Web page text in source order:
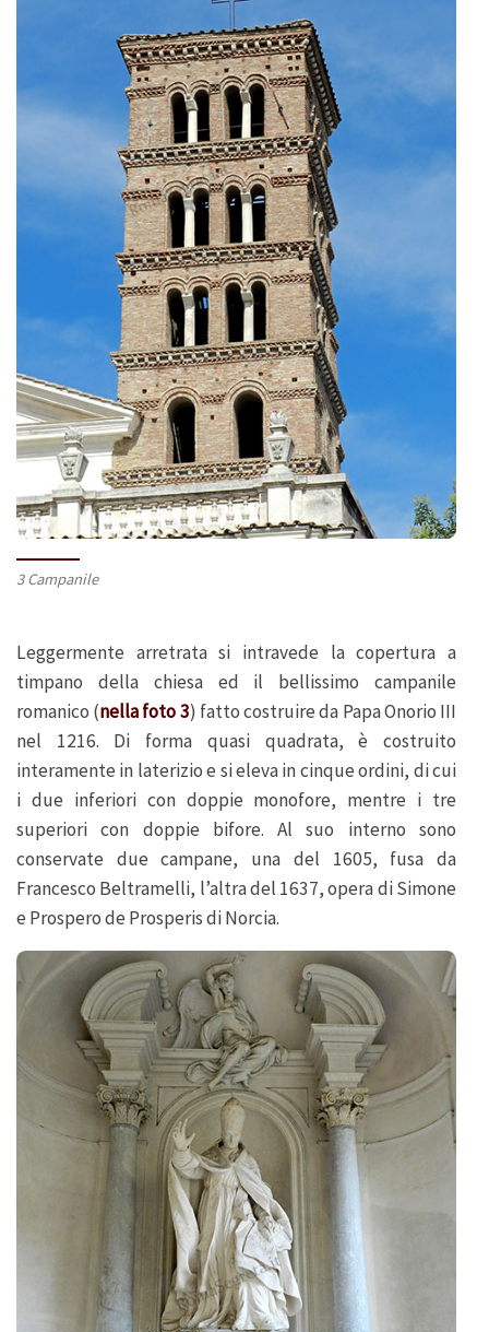
3 Campanile
Leggermente arretrata si intravede la copertura a
timpano della chiesa ed il bellissimo campanile
romanico (nella foto 3) fatto costruire da Papa Onorio III
nel 1216. Di forma quasi quadrata, è costruito
interamente in laterizio e si eleva in cinque ordini, di cui
i due inferiori con doppie monofore, mentre i tre
superiori con doppie bifore. Al suo interno sono
conservate due campane, una del 1605, fusa da
Francesco Beltramelli, l’altra del 1637, opera di Simone
e Prospero de Prosperis di Norcia.